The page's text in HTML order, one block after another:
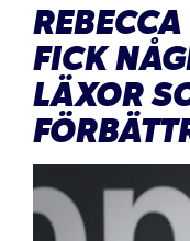
FICK
LÄXOR